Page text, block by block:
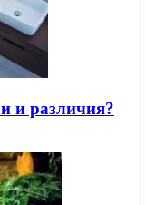
и различия?